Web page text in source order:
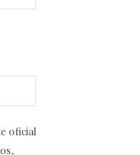
oficial